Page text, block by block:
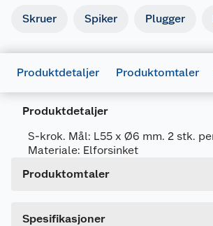
Skruer Spiker Plugger
Produktdetaljer Produktomtaler
Produktdetaljer
S-krok. Mål: L55 x Ø6 mm. 2 stk.
Materiale: Elforsinket
Produktomtaler
Dette produktet har ikke fått noen
Spesifikasjoner
Artikkelnummer
Forpakningsmål
Bruttovekt